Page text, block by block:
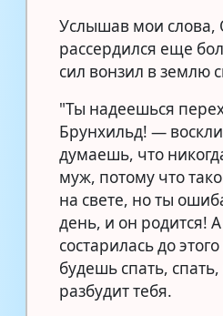
Услышав мои слова,
рассердился еще
сил вонзил в землю
"Ты надеешься
Брунхильд! —
думаешь, что
муж, потому что
на свете, но ты
день, и он родится!
состарилась до
будешь спать,
разбудит тебя.